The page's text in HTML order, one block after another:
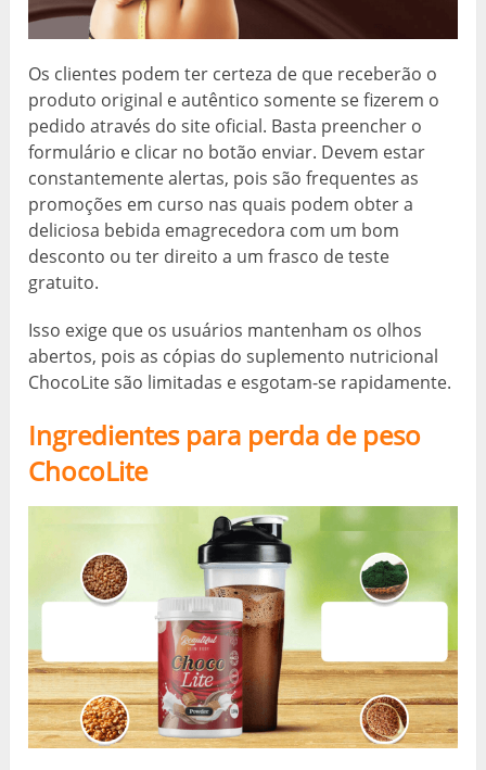
Os clientes podem ter certeza de que receberão o
produto original e autêntico somente se fizerem o
pedido através do site oficial. Basta preencher o
formulário e clicar no botão enviar. Devem estar
constantemente alertas, pois são frequentes as
promoções em curso nas quais podem obter a
deliciosa bebida emagrecedora com um bom
desconto ou ter direito a um frasco de teste
gratuito.
Isso exige que os usuários mantenham os olhos
abertos, pois as cópias do suplemento nutricional
ChocoLite são limitadas e esgotam-se rapidamente.
Ingredientes para perda de peso
ChocoLite